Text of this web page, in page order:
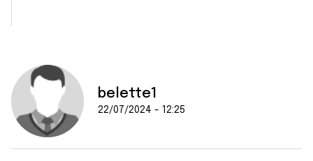
belette1
22/07/2024 - 12:25